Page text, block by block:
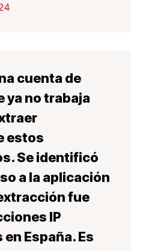
cuenta de
ya no trabaja
estos
. Se identificó
a la aplicación
fue
IP
España. Es